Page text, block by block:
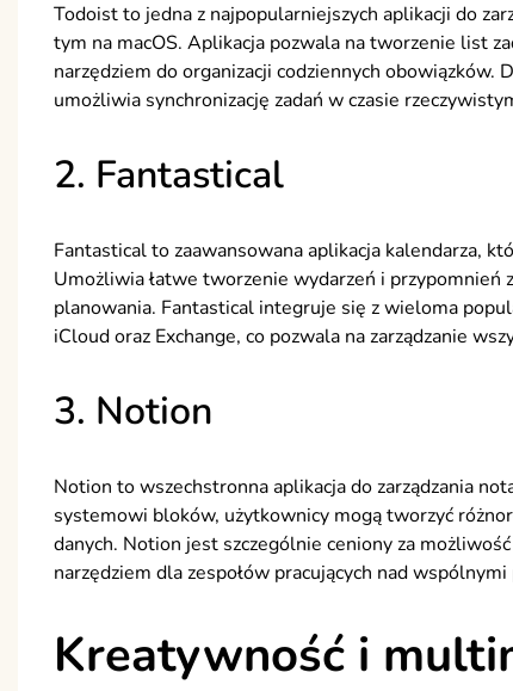
Todoist to jedna z najpopularniejszych aplikacji do
tym na macOS. Aplikacja pozwala na tworzenie list
narzędziem do organizacji codziennych
umożliwia synchronizację zadań w czasie
2. Fantastical
Fantastical to zaawansowana aplikacja kalendarza,
Umożliwia łatwe tworzenie wydarzeń i przypomnień
planowania. Fantastical integruje się z wieloma
iCloud oraz Exchange, co pozwala na zarządzanie
3. Notion
Notion to wszechstronna aplikacja do zarządzania
systemowi bloków, użytkownicy mogą tworzyć
danych. Notion jest szczególnie ceniony za
narzędziem dla zespołów pracujących nad
Kreatywność i